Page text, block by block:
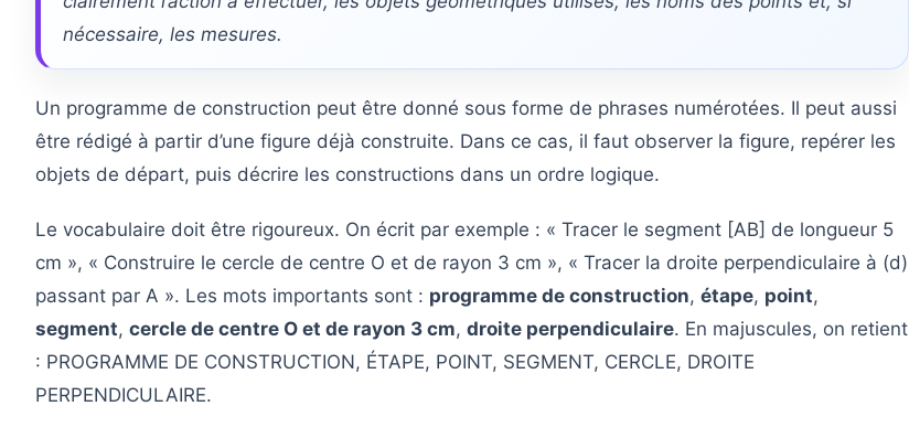
nécessaire, les mesures.
Un programme de construction peut être donné sous forme de phrases numérotées. Il peut aussi
être rédigé à partir d’une figure déjà construite. Dans ce cas, il faut observer la figure, repérer les
objets de départ, puis décrire les constructions dans un ordre logique.
Le vocabulaire doit être rigoureux. On écrit par exemple : « Tracer le segment [AB] de longueur 5
cm », « Construire le cercle de centre O et de rayon 3 cm », « Tracer la droite perpendiculaire à (d)
passant par A ». Les mots importants sont : programme de construction, étape, point,
segment, cercle de centre O et de rayon 3 cm, droite perpendiculaire. En majuscules, on retient
: PROGRAMME DE CONSTRUCTION, ÉTAPE, POINT, SEGMENT, CERCLE, DROITE
PERPENDICULAIRE.